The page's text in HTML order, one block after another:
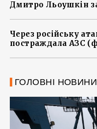
Дмитро Льоушкін
Через російську
постраждала АЗС
ГОЛОВНІ НОВИНИ